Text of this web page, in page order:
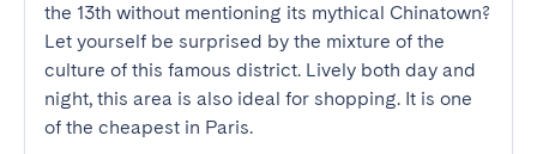
the 13th without mentioning its mythical Chinatown?
Let yourself be surprised by the mixture of the
culture of this famous district. Lively both day and
night, this area is also ideal for shopping. It is one
of the cheapest in Paris.